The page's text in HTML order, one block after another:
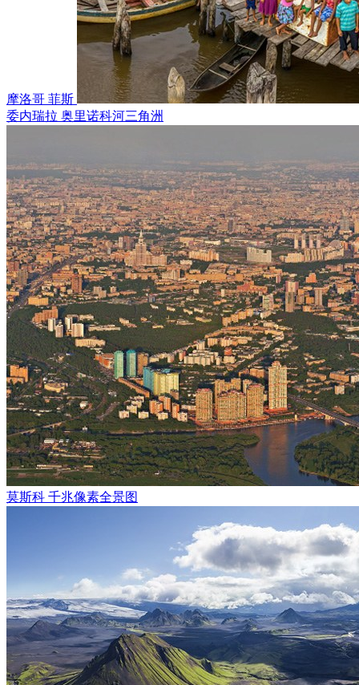
穿透水面，营造出梦幻般的超现实氛围。
阿尔达布拉的珊瑚花园以多样的形态与色彩令人惊叹。海龟在
间缓缓游动，如同这片海域的古老守护者。它们的动作从容笃
这里都变得缓慢、深沉而有意义。
摩洛哥 菲斯
委内瑞拉 奥里诺科河三角洲
莫斯科 千兆像素全景图